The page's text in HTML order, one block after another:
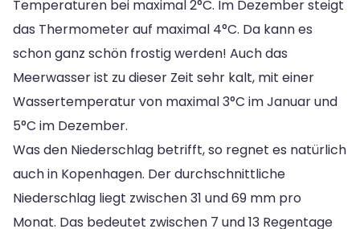
Temperaturen bei maximal 2°C. Im Dezember steigt
das Thermometer auf maximal 4°C. Da kann es
schon ganz schön frostig werden! Auch das
Meerwasser ist zu dieser Zeit sehr kalt, mit einer
Wassertemperatur von maximal 3°C im Januar und
5°C im Dezember.
Was den Niederschlag betrifft, so regnet es natürlich
auch in Kopenhagen. Der durchschnittliche
Niederschlag liegt zwischen 31 und 69 mm pro
Monat. Das bedeutet zwischen 7 und 13 Regentage